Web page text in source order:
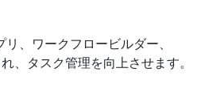
、ワークフロービルダー、
、タスク管理を向上させます。